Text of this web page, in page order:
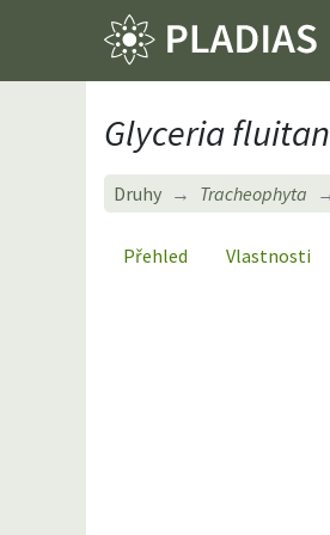
Glyceria
Druhy Tracheophyta
Přehled Vlastnosti